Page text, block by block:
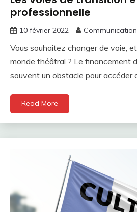
professionnelle
10 février 2022
Vous souhaitez changer de voie,
monde théâtral ? Le financement
souvent un obstacle pour accéder
Read More